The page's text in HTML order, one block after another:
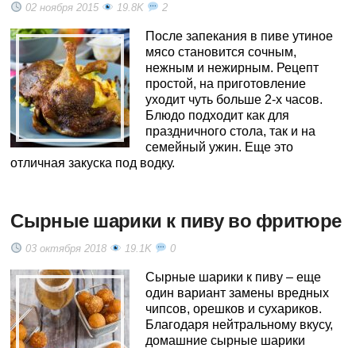
02 ноября 2015 19.8K 2
После запекания в пиве утиное
мясо становится сочным,
нежным и нежирным. Рецепт
простой, на приготовление
уходит чуть больше 2-х часов.
Блюдо подходит как для
праздничного стола, так и на
семейный ужин. Еще это
отличная закуска под водку.
Сырные шарики к пиву во фритюре
03 октября 2018 19.1K 0
Сырные шарики к пиву – еще
один вариант замены вредных
чипсов, орешков и сухариков.
Благодаря нейтральному вкусу,
домашние сырные шарики